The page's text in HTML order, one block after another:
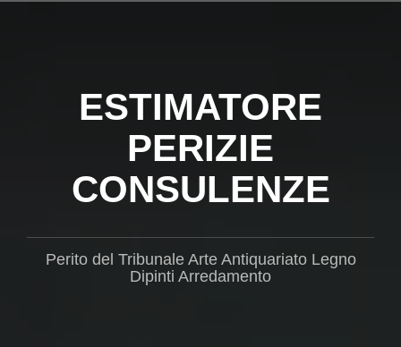
ESTIMATORE
PERIZIE
CONSULENZE
Perito del Tribunale Arte Antiquariato Legno
Dipinti Arredamento